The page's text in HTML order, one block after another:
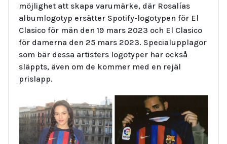
möjlighet att skapa varumärke, där Rosalías
albumlogotyp ersätter Spotify-logotypen för El
Clasico för män den 19 mars 2023 och El Clasico
för damerna den 25 mars 2023. Specialupplagor
som bär dessa artisters logotyper har också
släppts, även om de kommer med en rejäl
prislapp.